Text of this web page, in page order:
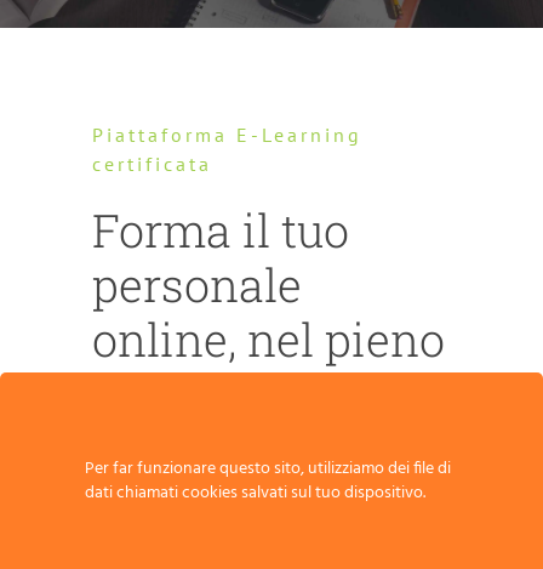
Piattaforma E-Learning
certificata
Forma il tuo
personale
online, nel pieno
legge.
Per far funzionare questo sito, utilizziamo dei file di
dati chiamati cookies salvati sul tuo dispositivo.